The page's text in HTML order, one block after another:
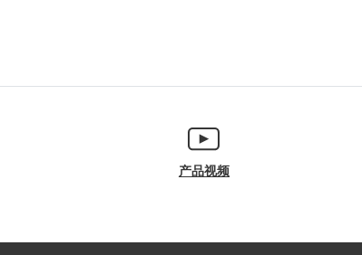
产品视频